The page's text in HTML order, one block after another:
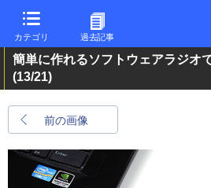
カテゴリ 過去記事
簡単に作れるソフトウェアラジオ
(13/21)
前の画像